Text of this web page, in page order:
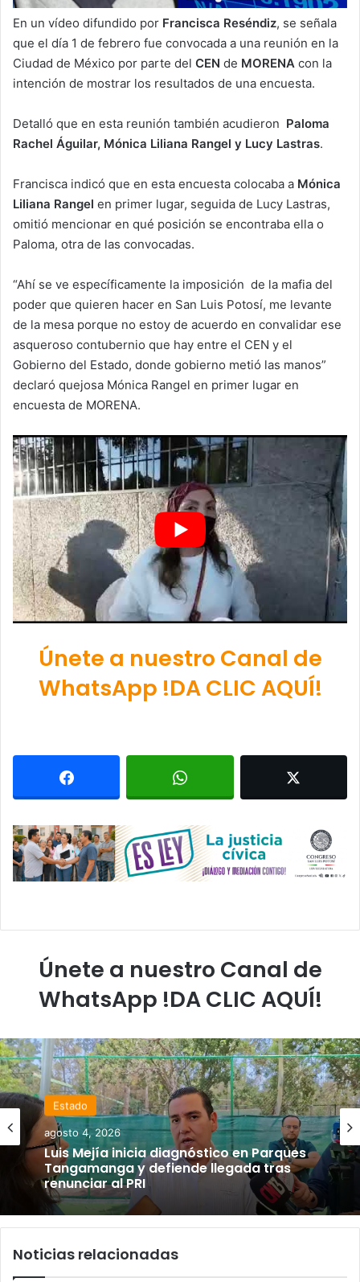
En un vídeo difundido por Francisca Reséndiz, se señala
que el día 1 de febrero fue convocada a una reunión en la
Ciudad de México por parte del CEN de MORENA con la
intención de mostrar los resultados de una encuesta.
Detalló que en esta reunión también acudieron Paloma
Rachel Águilar, Mónica Liliana Rangel y Lucy Lastras.
Francisca indicó que en esta encuesta colocaba a Mónica
Liliana Rangel en primer lugar, seguida de Lucy Lastras,
omitió mencionar en qué posición se encontraba ella o
Paloma, otra de las convocadas.
“Ahí se ve específicamente la imposición de la mafia del
poder que quieren hacer en San Luis Potosí, me levante
de la mesa porque no estoy de acuerdo en convalidar ese
asqueroso contubernio que hay entre el CEN y el
Gobierno del Estado, donde gobierno metió las manos”
declaró quejosa Mónica Rangel en primer lugar en
encuesta de MORENA.
Únete a nuestro Canal de
WhatsApp !DA CLIC AQUÍ!
Únete a nuestro Canal de
WhatsApp !DA CLIC AQUÍ!
Estado
agosto 4, 2026
Luis Mejía inicia diagnóstico en Parques
Tangamanga y defiende llegada tras
renunciar al PRI
Noticias relacionadas